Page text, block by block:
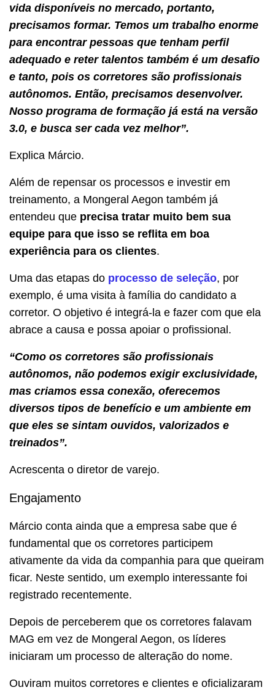
vida disponíveis no mercado, portanto,
precisamos formar. Temos um trabalho enorme
para encontrar pessoas que tenham perfil
adequado e reter talentos também é um desafio
e tanto, pois os corretores são profissionais
autônomos. Então, precisamos desenvolver.
Nosso programa de formação já está na versão
3.0, e busca ser cada vez melhor”.
Explica Márcio.
Além de repensar os processos e investir em
treinamento, a Mongeral Aegon também já
entendeu que precisa tratar muito bem sua
equipe para que isso se reflita em boa
experiência para os clientes.
Uma das etapas do processo de seleção, por
exemplo, é uma visita à família do candidato a
corretor. O objetivo é integrá-la e fazer com que ela
abrace a causa e possa apoiar o profissional.
“Como os corretores são profissionais
autônomos, não podemos exigir exclusividade,
mas criamos essa conexão, oferecemos
diversos tipos de benefício e um ambiente em
que eles se sintam ouvidos, valorizados e
treinados”.
Acrescenta o diretor de varejo.
Engajamento
Márcio conta ainda que a empresa sabe que é
fundamental que os corretores participem
ativamente da vida da companhia para que queiram
ficar. Neste sentido, um exemplo interessante foi
registrado recentemente.
Depois de perceberem que os corretores falavam
MAG em vez de Mongeral Aegon, os líderes
iniciaram um processo de alteração do nome.
Ouviram muitos corretores e clientes e oficializaram